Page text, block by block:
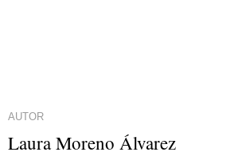
AUTOR
Laura Moreno Álvarez